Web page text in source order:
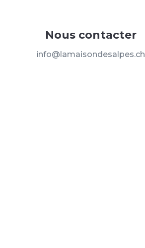
Nous contacter
info@lamaisondesalpes.ch